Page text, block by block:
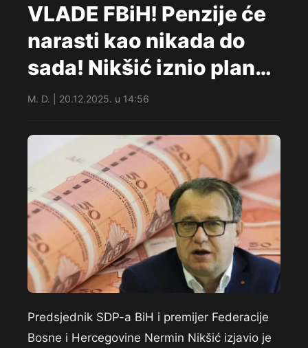
VLADE FBiH! Penzije će
narasti kao nikada do
sada! Nikšić iznio plan…
M. D. | 20.12.2025. u 14:56
Predsjednik SDP-a BiH i premijer Federacije
Bosne i Hercegovine Nermin Nikšić izjavio je